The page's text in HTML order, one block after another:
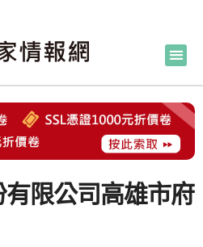
限公司高雄市府